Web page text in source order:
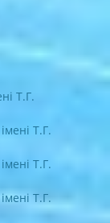
Т.Г.
Т.Г.
Т.Г.
Т.Г.